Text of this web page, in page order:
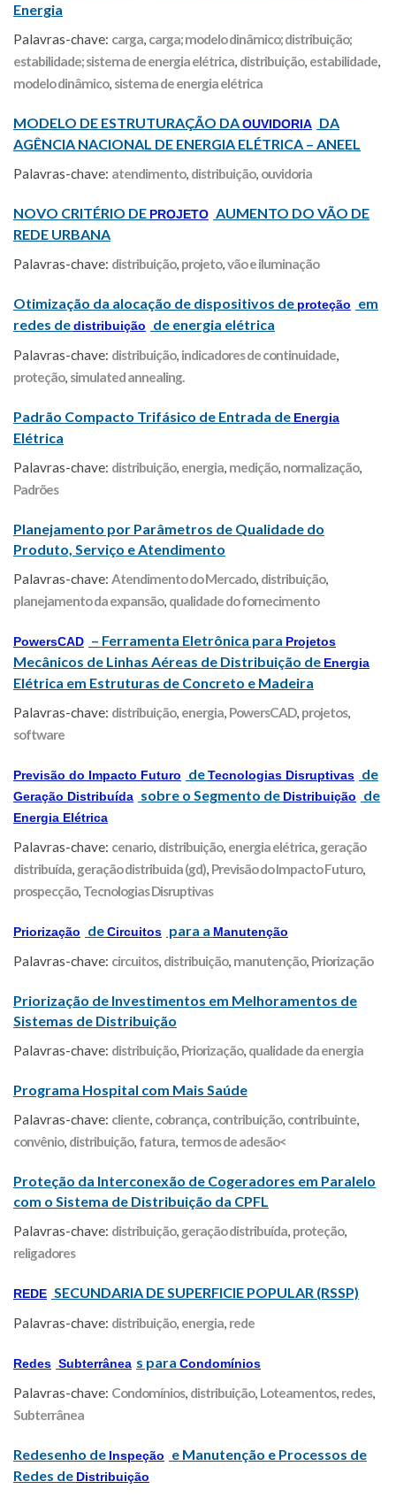
Energia
Palavras-chave: carga, carga; modelo dinâmico; distribuição;
estabilidade; sistema de energia elétrica, distribuição, estabilidade,
modelo dinâmico, sistema de energia elétrica
MODELO DE ESTRUTURAÇÃO DAOUVIDORIA DA
AGÊNCIA NACIONAL DE ENERGIA ELÉTRICA – ANEEL
Palavras-chave: atendimento, distribuição, ouvidoria
NOVO CRITÉRIO DE PROJETO AUMENTO DO VÃO DE
REDE URBANA
Palavras-chave: distribuição, projeto,vão e iluminação
Otimização da alocação de dispositivos de proteção
em
redes dedistribuição de energia elétrica
Palavras-chave: distribuição, indicadores de continuidade,
proteção, simulated annealing.
Padrão Compacto Trifásico de Entrada de Energia
Elétrica
Palavras-chave: distribuição, energia, medição, normalização,
Padrões
Planejamento por Parâmetros de Qualidade do
Produto, Serviço e Atendimento
Palavras-chave: Atendimento do Mercado, distribuição,
planejamento da expansão, qualidade do fornecimento
PowersCAD – Ferramenta Eletrônica para Projetos
Mecânicos de Linhas Aéreas de Distribuição de Energia
Elétrica em Estruturas de Concreto e Madeira
Palavras-chave: distribuição, energia, PowersCAD, projetos,
software
Previsão do Impacto Futuro deTecnologias Disruptivas de
Geração Distribuída sobre o Segmento de Distribuição de
Energia Elétrica
Palavras-chave: cenario, distribuição, energia elétrica, geração
distribuída, geração distribuida (gd), Previsão do Impacto Futuro,
prospecção, Tecnologias Disruptivas
Priorização deCircuitos para a Manutenção
Palavras-chave: circuitos, distribuição, manutenção, Priorização
Priorização de Investimentos em Melhoramentos de
Sistemas de Distribuição
Palavras-chave: distribuição, Priorização, qualidade da energia
Programa Hospital com Mais Saúde
Palavras-chave: cliente, cobrança, contribuição, contribuinte,
convênio, distribuição, fatura, termos de adesão<
Proteção da Interconexão de Cogeradores em Paralelo
com o Sistema de Distribuição da CPFL
Palavras-chave: distribuição, geração distribuída, proteção,
religadores
REDE SECUNDARIA DE SUPERFICIE POPULAR (RSSP)
Palavras-chave: distribuição, energia, rede
Redes Subterrânea s para Condomínios
Palavras-chave: Condomínios, distribuição, Loteamentos, redes,
Subterrânea
Redesenho de Inspeção
e Manutenção e Processos de
Redes de Distribuição